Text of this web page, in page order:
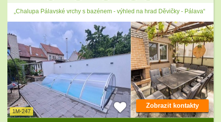
„Chalupa Pálavské vrchy s bazénem - výhled na hrad Děvičky - Pálava“
1M-247
Zobrazit kontakty